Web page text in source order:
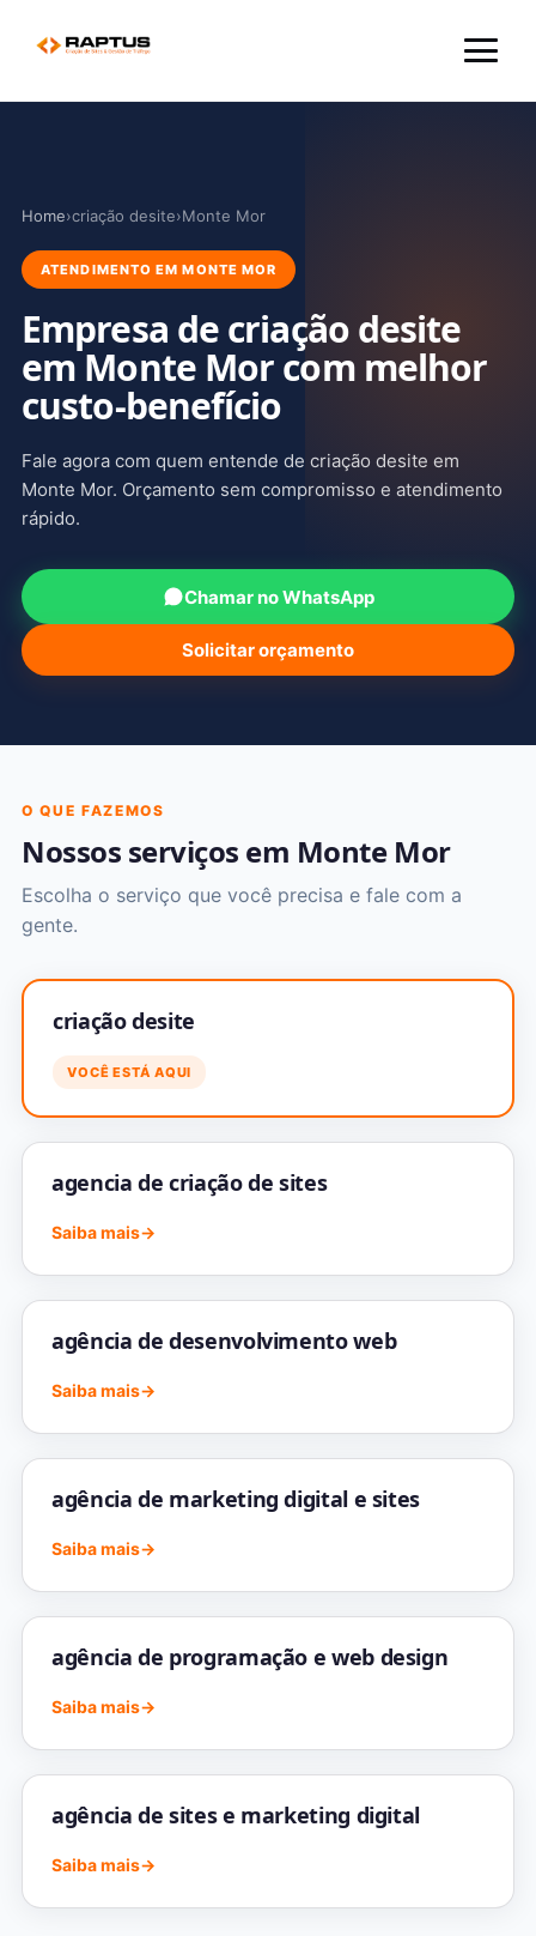
Menu
Home›criação desite›Monte Mor
ATENDIMENTO EM MONTE MOR
Empresa de criação desite
em Monte Mor com melhor
custo-benefício
Fale agora com quem entende de criação desite em
Monte Mor. Orçamento sem compromisso e atendimento
rápido.
Chamar no WhatsApp
Solicitar orçamento
O QUE FAZEMOS
Nossos serviços em Monte Mor
Escolha o serviço que você precisa e fale com a
gente.
criação desite
VOCÊ ESTÁ AQUI
agencia de criação de sites
Saiba mais→
agência de desenvolvimento web
Saiba mais→
agência de marketing digital e sites
Saiba mais→
agência de programação e web design
Saiba mais→
agência de sites e marketing digital
Saiba mais→